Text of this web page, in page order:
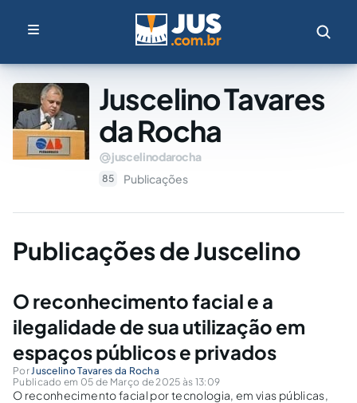
Juscelino Tavares
da Rocha
juscelinodarocha
85 Publicações
Publicações de Juscelino
O reconhecimento facial e a
ilegalidade de sua utilização em
espaços públicos e privados
PorJuscelino Tavares da Rocha
Publicado em 05 de Março de 2025 às 13:09
O reconhecimento facial por tecnologia, em vias públicas,